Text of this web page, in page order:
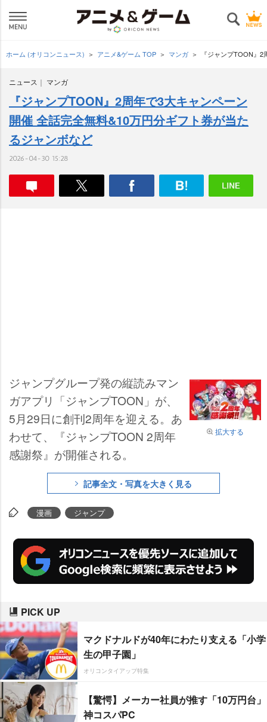
ホーム (オリコンニュース) アニメ&ゲーム TOP マンガ 『ジャンプTOON』
ニュース マンガ
『ジャンプTOON』2周年で3大キャンペーン
開催 全話完全無料&10万円分ギフト券が当た
るジャンボなど
2026-04-30 15:28
拡大する
ジャンプグループ発の縦読みマン
ガアプリ「ジャンプTOON」が、
5月29日に創刊2周年を迎える。あ
わせて、『ジャンプTOON 2周年
感謝祭』が開催される。
記事全文・写真を大きく見る
漫画 ジャンプ
PICK UP
マクドナルドが40年にわたり支える「小学
生の甲子園」
オリコンタイアップ特集
【驚愕】メーカー社員が推す「10万円台」
神コスパPC